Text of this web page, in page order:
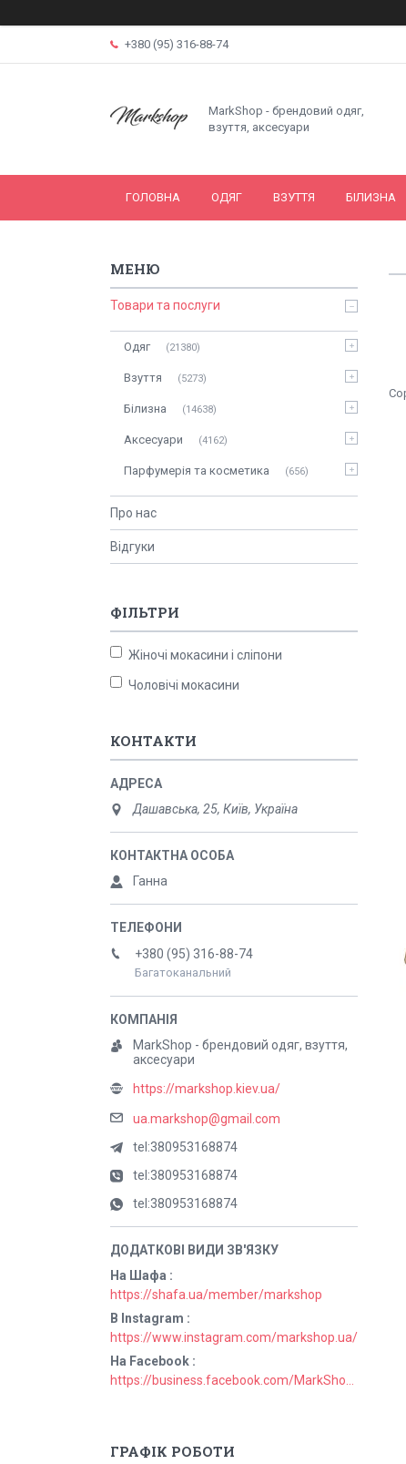
+380 (95) 316-88-74
MarkShop - брендовий одяг,
взуття, аксесуари
ГОЛОВНА ОДЯГ ВЗУТТЯ БІЛИЗНА
Товари та послуги
Одяг 21380
Взуття 5273
Білизна 14638
Аксесуари 4162
Парфумерія та косметика 656
Про нас
Відгуки
ФІЛЬТРИ
Жіночі мокасини і сліпони
Чоловічі мокасини
КОНТАКТИ
Дашавська, 25, Київ, Україна
Ганна
+380 (95) 316-88-74
Багатоканальний
MarkShop - брендовий одяг, взуття,
аксесуари
https://markshop.kiev.ua/
ua.markshop@gmail.com
tel:380953168874
tel:380953168874
tel:380953168874
На Шафа
https://shafa.ua/member/markshop
В Instagram
https://www.instagram.com/markshop.ua/
На Facebook
ГРАФІК РОБОТИ